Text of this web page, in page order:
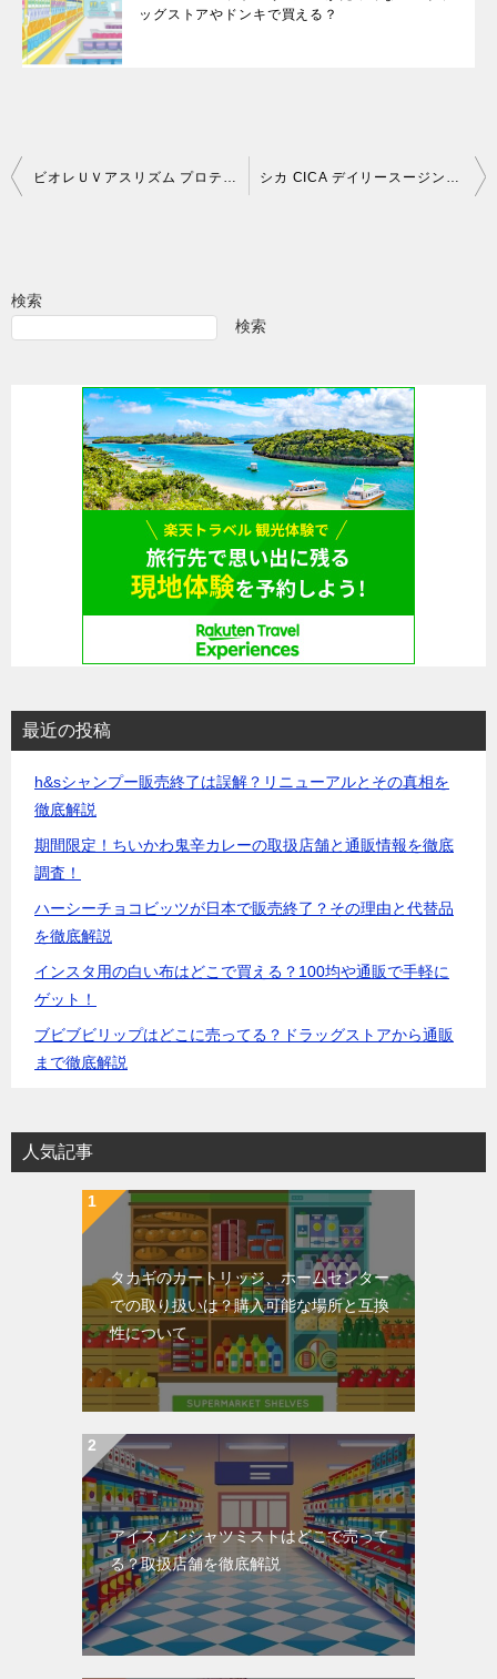
ッグストアやドンキで買える？
投
ビ
ゲ
検索
検索
最近の投稿
h&sシャンプー販売終了は誤解？リニューアルとその真相を
徹底解説
期間限定！ちいかわ鬼辛カレーの取扱店舗と通販情報を徹底
調査！
ハーシーチョコビッツが日本で販売終了？その理由と代替品
を徹底解説
インスタ用の白い布はどこで買える？100均や通販で手軽に
ゲット！
ブビブビリップはどこに売ってる？ドラッグストアから通販
まで徹底解説
人気記事
タカギのカートリッジ、ホームセンター
での取り扱いは？購入可能な場所と互換
性について
アイスノンシャツミストはどこで売って
る？取扱店舗を徹底解説